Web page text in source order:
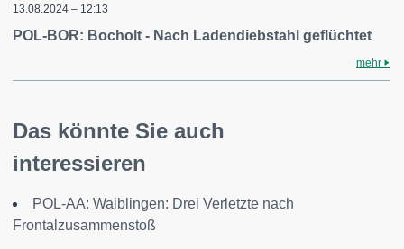
13.08.2024 – 12:13
POL-BOR: Bocholt - Nach Ladendiebstahl geflüchtet
mehr
Das könnte Sie auch
interessieren
POL-AA: Waiblingen: Drei Verletzte nach
Frontalzusammenstoß